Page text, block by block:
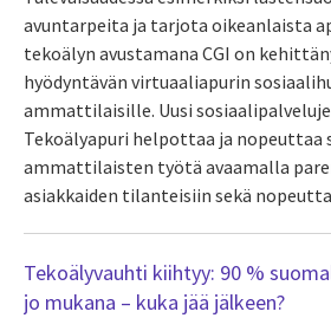
avuntarpeita ja tarjota oikeanlaista
tekoälyn avustamana CGI on
hyödyntävän virtuaaliapurin
ammattilaisille. Uusi
Tekoälyapuri helpottaa ja nopeuttaa
ammattilaisten työtä avaamalla
asiakkaiden tilanteisiin sekä
Tekoälyvauhti kiihtyy: 90 %
jo mukana – kuka jää jälkeen?